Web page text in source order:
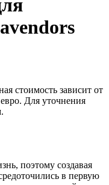
стоимость зависит от
Для уточнения
поэтому создавая
в первую